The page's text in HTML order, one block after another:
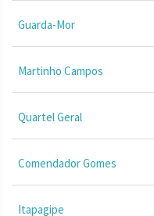
Guarda-Mor
Martinho Campos
Quartel Geral
Comendador Gomes
Itapagipe